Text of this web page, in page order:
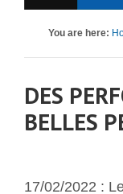
You are here:
DES
BELLES
17/02/2022 :